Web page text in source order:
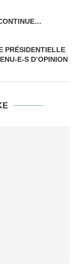
PRÉSIDENTIELLE
E-S D’OPINION